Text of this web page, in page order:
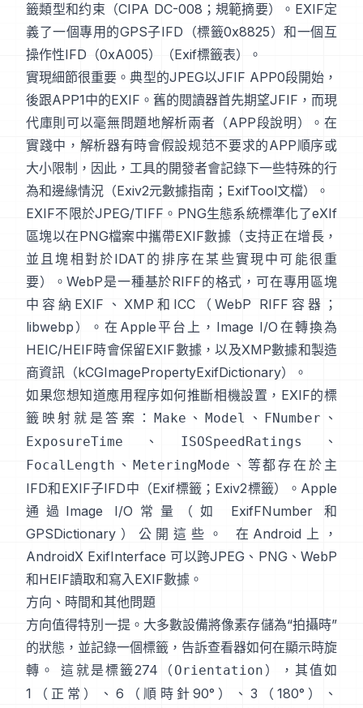
籤類型和约束（CIPA DC-008 ； 規範摘要）。EXIF定
義了一個專用的GPS子IFD（標籤0x8825）和一個互
操作性IFD（0xA005）（Exif標籤表）。
實現細節很重要。典型的JPEG以JFIF APP0段開始，
後跟APP1中的EXIF。舊的閱讀器首先期望JFIF，而現
代庫則可以毫無問題地解析兩者（APP段說明 ）。在
實踐中，解析器有時會假設规范不要求的APP順序或
大小限制，因此，工具的開發者會記錄下一些特殊的行
為和邊緣情況（Exiv2元數據指南 ； ExifTool文檔）。
EXIF不限於JPEG/TIFF。PNG生態系統標準化了eXIf
區塊以在PNG檔案中攜帶EXIF數據（支持正在增長，
並且塊相對於IDAT的排序在某些實現中可能很重
要）。WebP是一種基於RIFF的格式，可在專用區塊
中容納EXIF、XMP和ICC（WebP RIFF容器 ；
libwebp ）。在Apple平台上， Image I/O 在轉換為
HEIC/HEIF時會保留EXIF數據，以及XMP數據和製造
商資訊（kCGImagePropertyExifDictionary）。
如果您想知道應用程序如何推斷相機設置，EXIF的標
籤映射就是答案： Make 、 Model 、 FNumber 、
ExposureTime 、 ISOSpeedRatings 、
FocalLength 、 MeteringMode 、等都存在於主
IFD和EXIF子IFD中（Exif標籤 ； Exiv2標籤）。Apple
通過Image I/O常量（如
ExifFNumber
和
GPSDictionary ）公開這些。 在Android上，
AndroidX ExifInterface 可以跨JPEG、PNG、WebP
和HEIF讀取和寫入EXIF數據。
方向、時間和其他問題
方向值得特別一提。大多數設備將像素存儲為“拍攝時”
的狀態，並記錄一個標籤，告訴查看器如何在顯示時旋
轉。 這就是標籤274（ Orientation ），其值如
1（正常）、6（順時針90°）、3（180°）、